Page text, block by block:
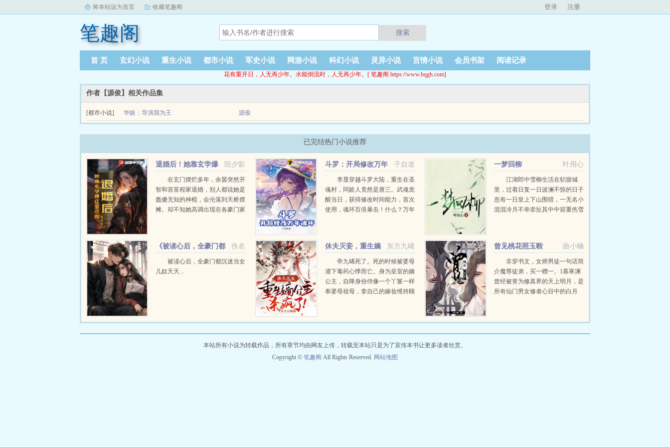
将本站设为首页 收藏笔趣阁 登录 注册
笔趣阁 搜索
首 页 玄幻小说 重生小说 都市小说 军史小说 网游小说 科幻小说 灵异小说 言情小说 会员书架 阅读记录
花有重开日，人无再少年。水能倒流时，人无再少年。[ 笔趣阁 https://www.bqgh.com]
作者【源俊】相关作品集
[都市小说] 华娱：导演我为王 源俊
已完结热门小说推荐
陌夕影
退婚后！她靠玄学爆
红全京圈
在玄门摆烂多年，余茵突然开
智和首富程家退婚，别人都说她是
蠢傻无知的神棍，会沦落到天桥摆
摊。却不知她高调出现在各豪门家
让她放弃宋敛。她急眼了，脚...
子自道
斗罗：开局修改万年
魂环李显穿越斗罗大陆，重生在圣
魂村，同龄人竟然是唐三。武魂觉
醒当日，获得修改时间能力，首次
使用，魂环百倍暴击！什么？万年
叶用心
一梦回柳
江湖郎中雪柳生活在轵塬城
里，过着日复一日波澜不惊的日子
忽有一日皇上下山围猎，一无名小
混混冷月不幸牵扯其中中箭重伤雪
佚名
《被读心后，全豪门都
沉迷当女儿奴》夭夭
被读心后，全豪门都沉迷当女
儿奴夭夭...
东方九晞
休夫灭妾，重生嫡
公主杀疯了！
帝九晞死了。死的时候被婆母
灌下毒药心悸而亡。身为皇室的嫡
公主，自降身份侍像一个丫鬟一样
奉婆母祖母，拿自己的嫁妆维持顾
眼，鸢凤归来，凤涅九天。...
曲小蛐
曾见桃花照玉鞍
非穿书文，女师男徒一句话简
介魔尊徒弟，买一赠一。1慕寒渊
曾经被誉为修真界的天上明月，是
所有仙门男女修者心目中的白月
雪。...
本站所有小说为转载作品，所有章节均由网友上传，转载至本站只是为了宣传本书让更多读者欣赏。
Copyright © 笔趣阁 All Rights Reserved. 网站地图